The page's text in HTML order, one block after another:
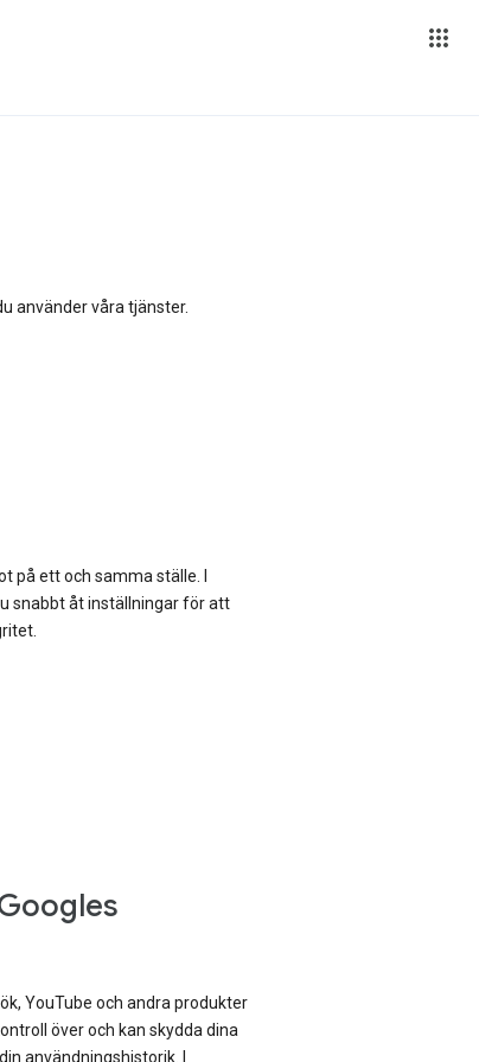
använder våra tjänster.
på ett och samma ställe. I
snabbt åt inställningar för att
YouTube och andra produkter
över och kan skydda dina
användningshistorik. I